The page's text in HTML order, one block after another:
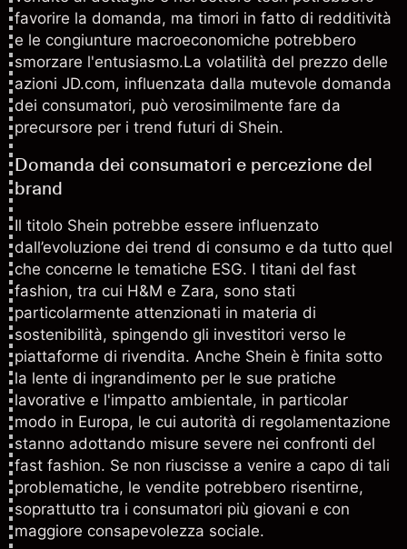
favorire la domanda, ma timori in fatto di redditività
e le congiunture macroeconomiche potrebbero
smorzare l'entusiasmo.La volatilità del prezzo delle
azioni JD.com, influenzata dalla mutevole domanda
dei consumatori, può verosimilmente fare da
precursore per i trend futuri di Shein.
Domanda dei consumatori e percezione del
brand
Il titolo Shein potrebbe essere influenzato
dall’evoluzione dei trend di consumo e da tutto quel
che concerne le tematiche ESG. I titani del fast
fashion, tra cui H&M e Zara, sono stati
particolarmente attenzionati in materia di
sostenibilità, spingendo gli investitori verso le
piattaforme di rivendita. Anche Shein è finita sotto
la lente di ingrandimento per le sue pratiche
lavorative e l'impatto ambientale, in particolar
modo in Europa, le cui autorità di regolamentazione
stanno adottando misure severe nei confronti del
fast fashion. Se non riuscisse a venire a capo di tali
problematiche, le vendite potrebbero risentirne,
soprattutto tra i consumatori più giovani e con
maggiore consapevolezza sociale.